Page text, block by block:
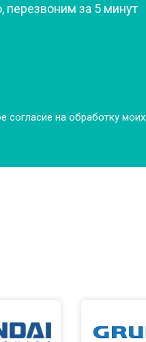
перезвоним за 5 минут
согласие на обработку моих